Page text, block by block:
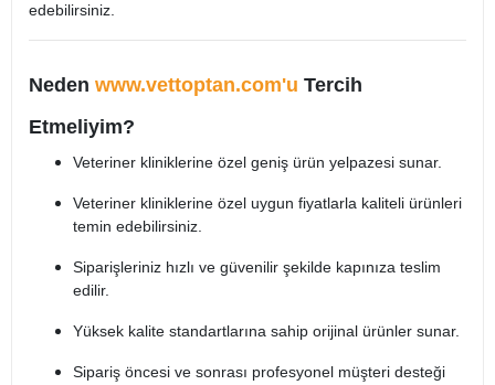
edebilirsiniz.​
Neden www.vettoptan.com'u Tercih
Etmeliyim?
Veteriner kliniklerine özel geniş ürün yelpazesi sunar.​
Veteriner kliniklerine özel uygun fiyatlarla kaliteli ürünleri
temin edebilirsiniz.​
Siparişleriniz hızlı ve güvenilir şekilde kapınıza teslim
edilir.​
Yüksek kalite standartlarına sahip orijinal ürünler sunar.​
Sipariş öncesi ve sonrası profesyonel müşteri desteği